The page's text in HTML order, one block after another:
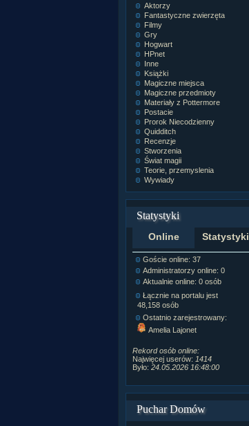
Aktorzy
Fantastyczne zwierzęta
Filmy
Gry
Hogwart
HPnet
Inne
Książki
Magiczne miejsca
Magiczne przedmioty
Materiały z Pottermore
Postacie
Prorok Niecodzienny
Quidditch
Recenzje
Stworzenia
Świat magii
Teorie, przemyslenia
Wywiady
Statystyki
Online Statystyki
Goście online: 37
Administratorzy online: 0
Aktualnie online: 0 osób
Łącznie na portalu jest
48,158 osób
Ostatnio zarejestrowany:
Amelia Lajonet
Rekord osób online:
Najwięcej userów: 1414
Było: 24.05.2026 16:48:00
Puchar Domów